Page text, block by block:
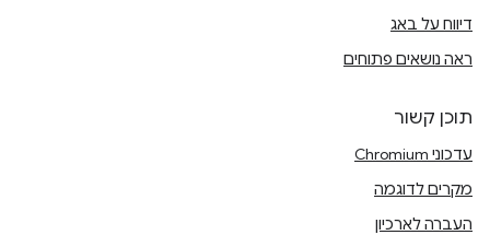
דיווח על באג
ראה נושאים פתוחים
תוכן קשור
עדכוני Chromium
מקרים לדוגמה
העברה לארכיון